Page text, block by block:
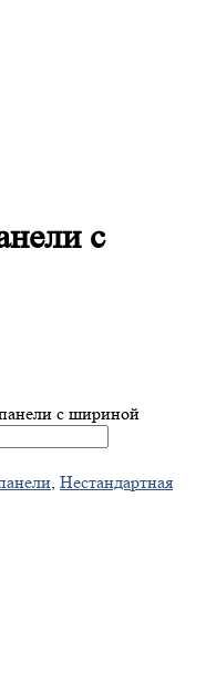
с
с шириной
, Нестандартная